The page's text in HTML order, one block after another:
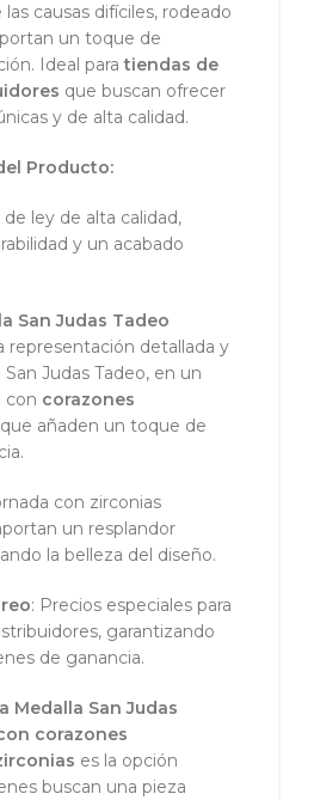
causas difíciles, rodeado
un toque de
Ideal paratiendas de
que buscan ofrecer
y de alta calidad.
Producto:
de ley de alta calidad,
y un acabado
San Judas Tadeo
representación detallada y
Judas Tadeo, en un
con corazones
que añaden un toque de
con zirconias
un resplandor
la belleza del diseño.
: Precios especiales para
garantizando
de ganancia.
Medalla San Judas
corazones
es la opción
buscan una pieza